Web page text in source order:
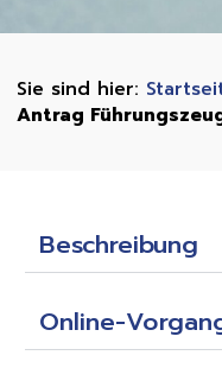
Antrag
Beschreibung
Online-